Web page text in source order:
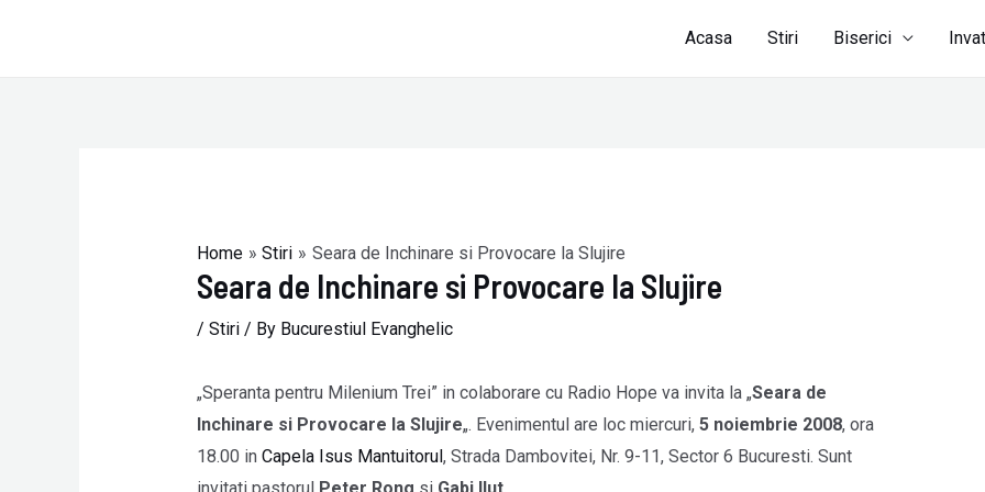
Acasa Stiri Biserici
Home Stiri Seara de Inchinare si Provocare la Slujire
Seara de Inchinare si Provocare la Slujire
/ Stiri/ By Bucurestiul Evanghelic
„Speranta pentru Milenium Trei” in colaborare cu Radio Hope va invita la „Seara de
Inchinare si Provocare la Slujire„. Evenimentul are loc miercuri, 5 noiembrie 2008, ora
18.00 in Capela Isus Mantuitorul , Strada Dambovitei, Nr. 9-11, Sector 6 Bucuresti. Sunt